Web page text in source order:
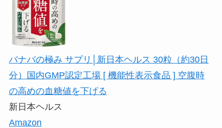
バナバの極み サプリ│新日本ヘルス 30粒（約30日
分）国内GMP認定工場 [ 機能性表示食品 ] 空腹時
の高めの血糖値を下げる
新日本ヘルス
Amazon